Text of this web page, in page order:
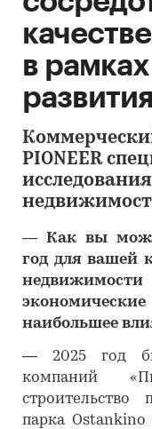
в
PIONEER
― Как вы
год для вашей
наибольшее
― 2025 год
компаний
строительство
парка